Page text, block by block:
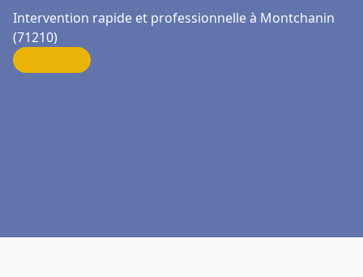
Intervention rapide et professionnelle à Montchanin
(71210)